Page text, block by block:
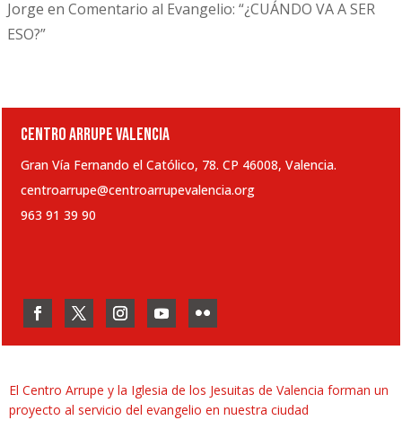
Jorge en Comentario al Evangelio: “¿CUÁNDO VA A SER
ESO?”
CENTRO ARRUPE VALENCIA
Gran Vía Fernando el Católico, 78. CP 46008, Valencia.
centroarrupe@centroarrupevalencia.org
963 91 39 90
El Centro Arrupe y la Iglesia de los Jesuitas de Valencia forman un
proyecto al servicio del evangelio en nuestra ciudad